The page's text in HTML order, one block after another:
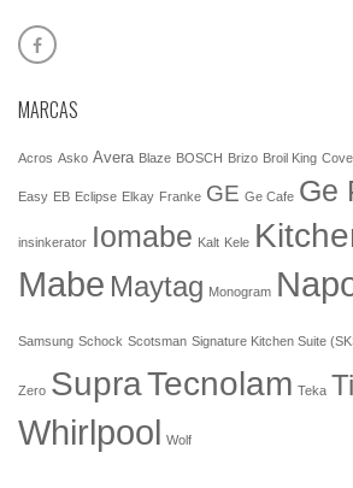
MARCAS
Acros Asko Avera Blaze BOSCH Brizo Broil King Cove
Easy EB Eclipse Elkay Franke GE Ge Cafe Ge
insinkerator Iomabe Kalt Kele
Mabe Maytag Monogram
Samsung Schock Scotsman Signature Kitchen Suite
Zero SupraTecnolam Teka
Whirlpool Wolf